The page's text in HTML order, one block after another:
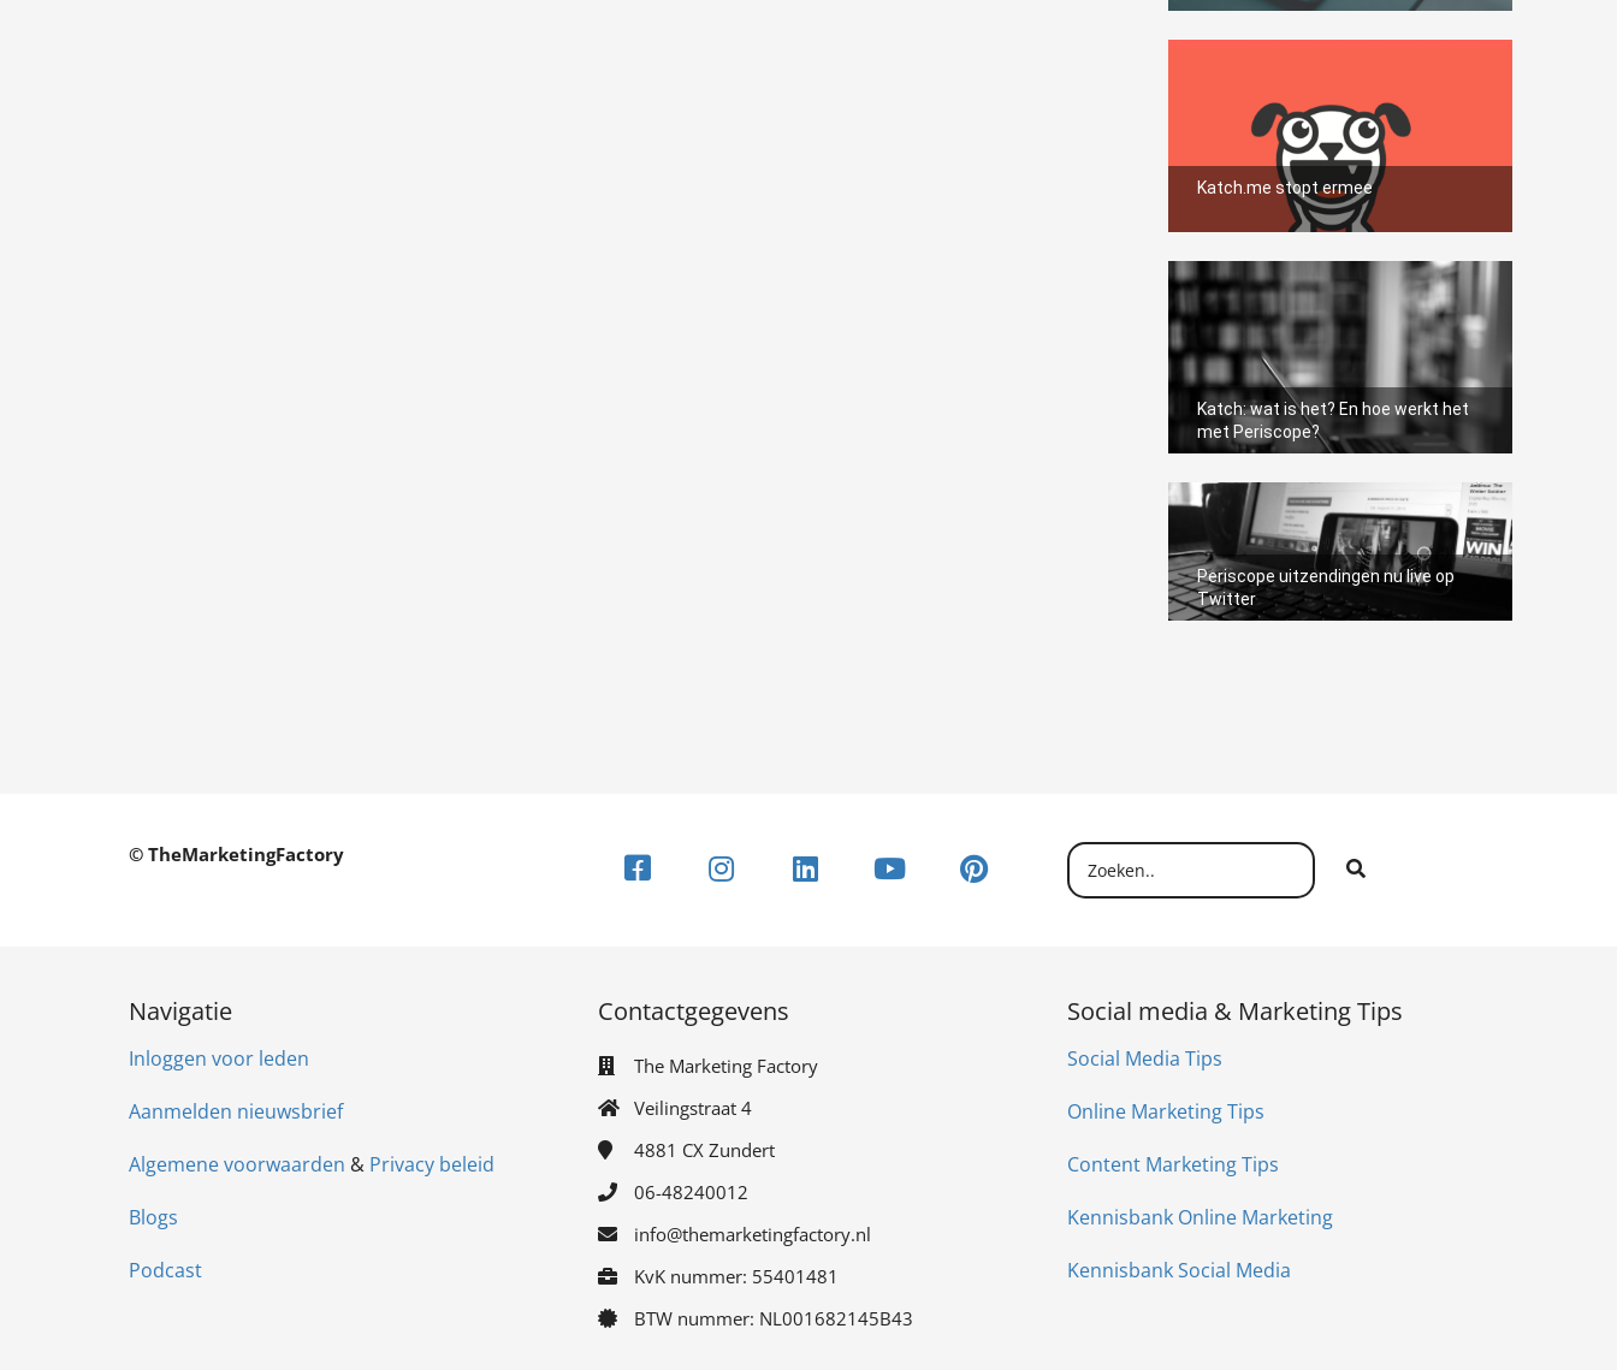
Katch.me stopt ermee
Katch: wat is het? En hoe werkt het
met Periscope?
Periscope uitzendingen nu live op
Twitter
© TheMarketingFactory
Navigatie
Inloggen voor leden
Aanmelden nieuwsbrief
Algemene voorwaarden & Privacy beleid
Blogs
Podcast
Contactgegevens
The Marketing Factory
Veilingstraat 4
4881 CX Zundert
06-48240012
info@themarketingfactory.nl
KvK nummer: 55401481
BTW nummer: NL001682145B43
Social media & Marketing Tips
Social Media Tips
Online Marketing Tips
Content Marketing Tips
Kennisbank Online Marketing
Kennisbank Social Media